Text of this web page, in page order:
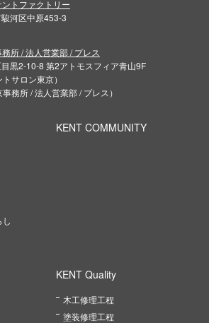
トファクトリー
河区中原453-3
所 / 法人営業部 / プレス
黒2-10-8 第2アトモスフィア青山9F
サロン東京）
務所 / 法人営業部 / プレス）
KENT COMMUNITY
KENT Quality
木工修理工程
塗装修理工程